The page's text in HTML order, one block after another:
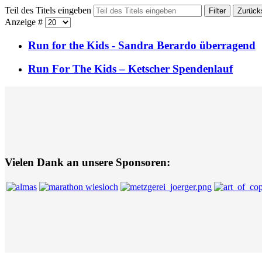
Teil des Titels eingeben Filter
Anzeige #
Run for the Kids - Sandra Berardo überragend
Run For The Kids – Ketscher Spendenlauf
Vielen Dank an unsere Sponsoren: